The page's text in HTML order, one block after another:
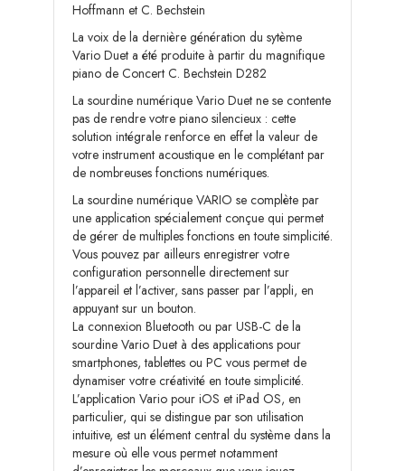
Hoffmann et C. Bechstein
La voix de la dernière génération du sytème
Vario Duet a été produite à partir du magnifique
piano de Concert C. Bechstein D282
La sourdine numérique Vario Duet ne se contente
pas de rendre votre piano silencieux : cette
solution intégrale renforce en effet la valeur de
votre instrument acoustique en le complétant par
de nombreuses fonctions numériques.
La sourdine numérique VARIO se complète par
une application spécialement conçue qui permet
de gérer de multiples fonctions en toute simplicité.
Vous pouvez par ailleurs enregistrer votre
configuration personnelle directement sur
l’appareil et l’activer, sans passer par l’appli, en
appuyant sur un bouton.
La connexion Bluetooth ou par USB-C de la
sourdine Vario Duet à des applications pour
smartphones, tablettes ou PC vous permet de
dynamiser votre créativité en toute simplicité.
L’application Vario pour iOS et iPad OS, en
particulier, qui se distingue par son utilisation
intuitive, est un élément central du système dans la
mesure où elle vous permet notamment